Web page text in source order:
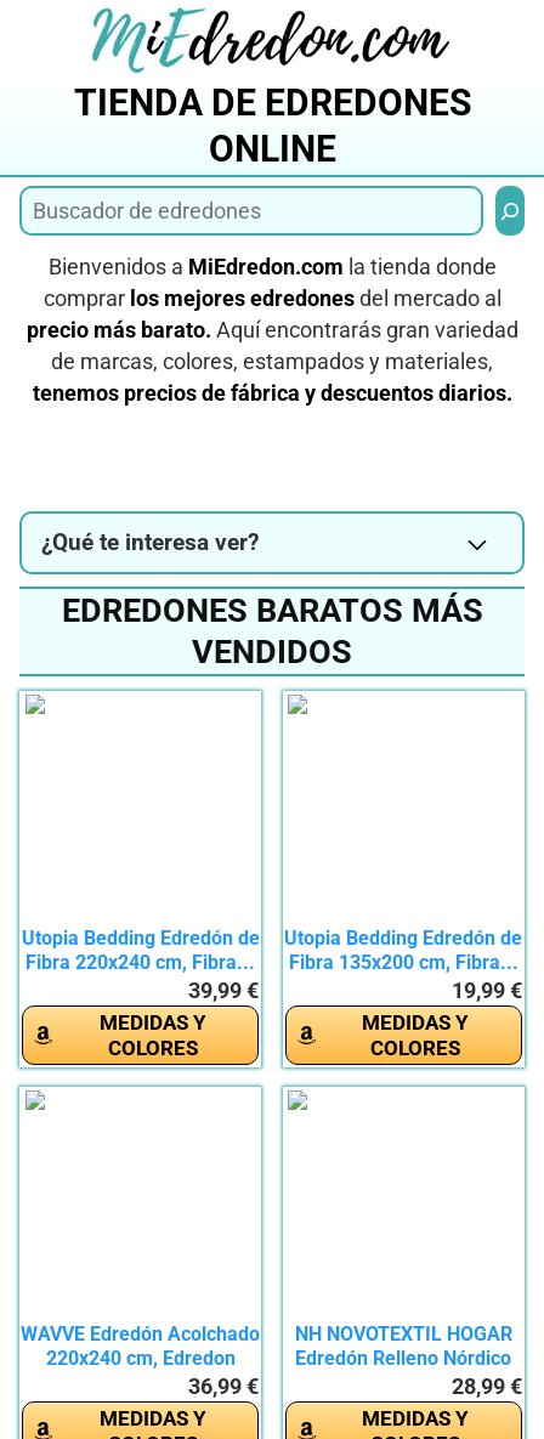
TIENDA DE EDREDONES
ONLINE
Bienvenidos a MiEdredon.com la tienda donde
comprar los mejores edredonesdel mercado al
precio más barato. Aquí encontrarás gran variedad
de marcas, colores, estampados y materiales,
tenemos precios de fábrica y descuentos diarios.
¿Qué te interesa ver?
EDREDONES BARATOS MÁS
VENDIDOS
Utopia Bedding Edredón de
Fibra 220x240 cm, Fibra...
39,99 €
MEDIDAS Y
COLORES
Utopia Bedding Edredón de
Fibra 135x200 cm, Fibra...
19,99 €
MEDIDAS Y
COLORES
WAVVE Edredón Acolchado
220x240 cm, Edredon
36,99 €
MEDIDAS Y
NH NOVOTEXTIL HOGAR
Edredón Relleno Nórdico
28,99 €
MEDIDAS Y